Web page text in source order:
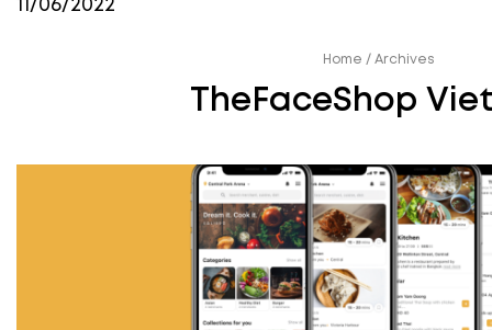
Home /Archives
TheFaceShop